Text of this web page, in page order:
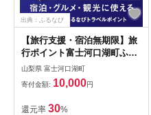
出典：ふるなび
【旅行支援・宿泊無期限】旅
行ポイント富士河口湖町ふる
なびトラベルポイント
山梨県 富士河口湖町
寄付金額: 10,000円
還元率 30%